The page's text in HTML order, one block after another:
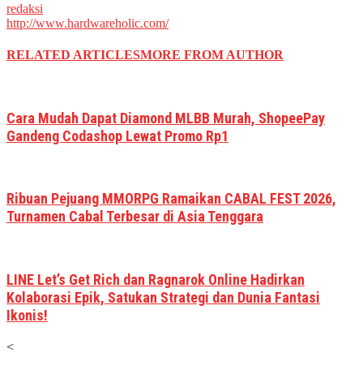
redaksi
http://www.hardwareholic.com/
RELATED ARTICLESMORE FROM AUTHOR
Cara Mudah Dapat Diamond MLBB Murah, ShopeePay
Gandeng Codashop Lewat Promo Rp1
Ribuan Pejuang MMORPG Ramaikan CABAL FEST 2026,
Turnamen Cabal Terbesar di Asia Tenggara
LINE Let’s Get Rich dan Ragnarok Online Hadirkan
Kolaborasi Epik, Satukan Strategi dan Dunia Fantasi
Ikonis!
<